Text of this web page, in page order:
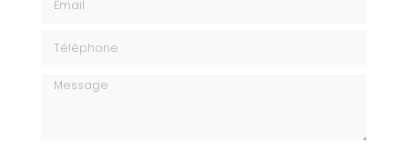
Message